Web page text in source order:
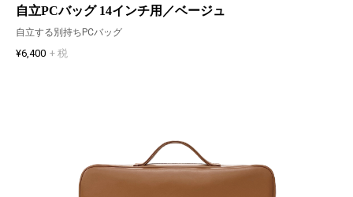
自立PCバッグ 14インチ用／ベージュ
自立する別持ちPCバッグ
¥6,400 + 税